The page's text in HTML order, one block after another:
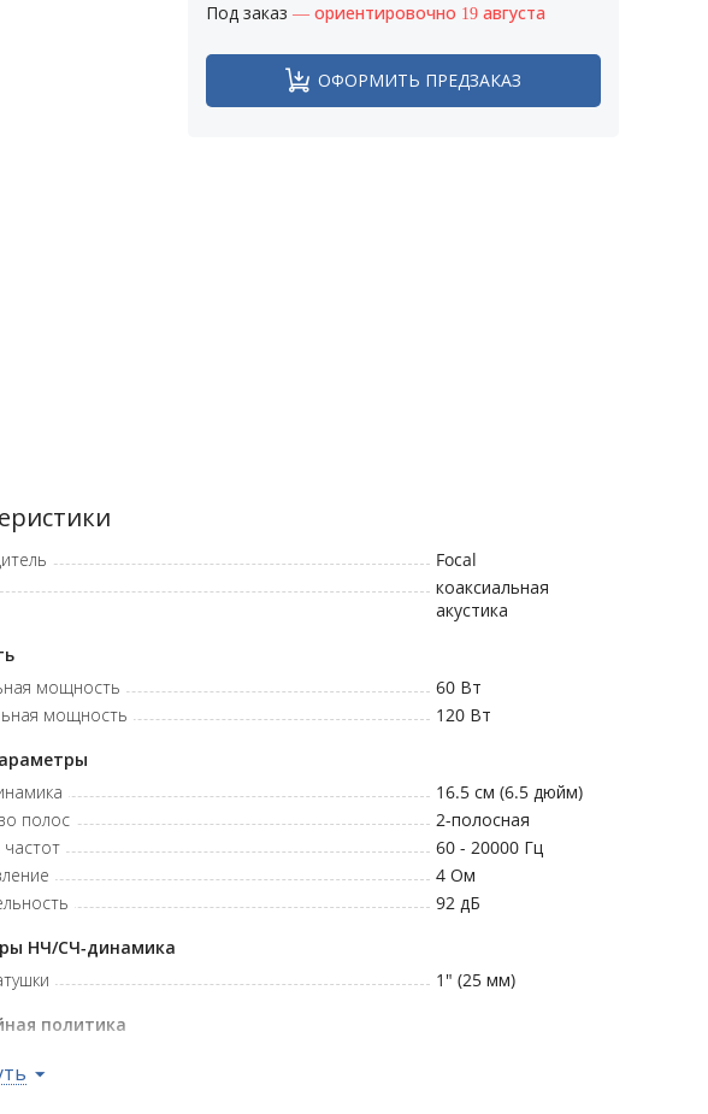
Под заказ — ориентировочно 19 августа
ОФОРМИТЬ ПРЕДЗАКАЗ
Focal
коаксиальная
акустика
мощность
60Вт
мощность
120Вт
16.5 см (6.5 дюйм)
полос
2-полосная
60 - 20000Гц
4Ом
92дБ
НЧ/СЧ-динамика
1" (25 мм)
политика